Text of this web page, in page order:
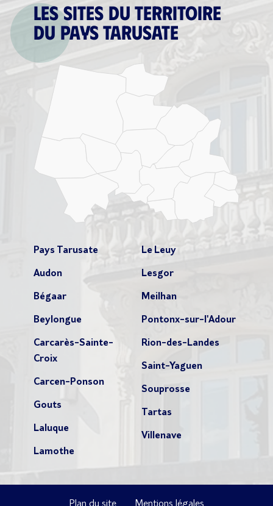
Les sites du territoire
du Pays tarusate
Pays Tarusate
Audon
Bégaar
Beylongue
Carcarès-Sainte-
Croix
Carcen-Ponson
Gouts
Laluque
Lamothe
Le Leuy
Lesgor
Meilhan
Pontonx-sur-l'Adour
Rion-des-Landes
Saint-Yaguen
Souprosse
Tartas
Villenave